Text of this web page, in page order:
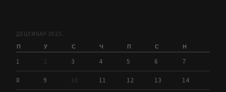
ДЕЦЕМБАР 2025.
П У С Ч П С Н
1 2 3 4 5 6 7
8 9 10 11 12 13 14